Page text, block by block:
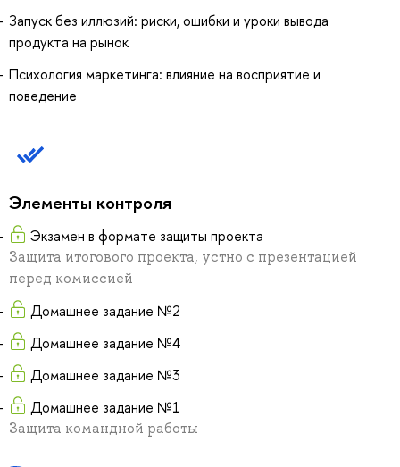
Запуск без иллюзий: риски, ошибки и уроки вывода
продукта на рынок
Психология маркетинга: влияние на восприятие и
поведение
Элементы контроля
Экзамен в формате защиты проекта
Защита итогового проекта, устно с презентацией
перед комиссией
Домашнее задание №2
Домашнее задание №4
Домашнее задание №3
Домашнее задание №1
Защита командной работы